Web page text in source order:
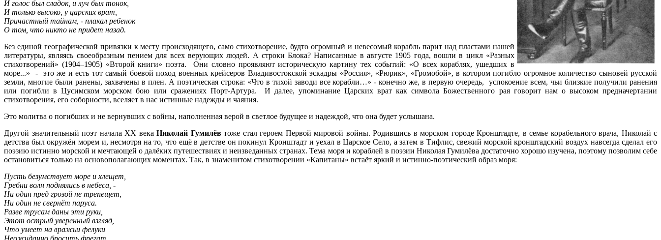
И голос был сладок, и луч был тонок,
И только высоко, у царских врат,
Причастный тайнам, - плакал ребенок
О том, что никто не придет назад.
Без единой географической привязки к месту происходящего, само стихотворение, будто огромный и невесомый корабль парит над пластами нашей
литературы, являясь своеобразным пением для всех верующих людей. А строки Блока? Написанные в августе 1905 года, вошли в цикл «Разных
стихотворений» (1904–1905) «Второй книги» поэта. Они словно проявляют историческую картину тех событий: «О всех кораблях, ушедших в
море...» - это же и есть тот самый боевой поход военных крейсеров Владивостокской эскадры «Россия», «Рюрик», «Громобой», в котором погибло огромное количество сыновей русской
земли, многие были ранены, захвачены в плен. А поэтическая строка: «Что в тихой заводи все корабли…» - конечно же, в первую очередь, успокоение всем, чьи близкие получили ранения
или погибли в Цусимском морском бою или сражениях Порт-Артура. И далее, упоминание Царских врат как символа Божественного рая говорит нам о высоком предначертании
стихотворения, его соборности, вселяет в нас истинные надежды и чаяния.
Это молитва о погибших и не вернувших с войны, наполненная верой в светлое будущее и надеждой, что она будет услышана.
Другой значительный поэт начала XX века Николай Гумилёвтоже стал героем Первой мировой войны. Родившись в морском городе Кронштадте, в семье корабельного врача, Николай с
детства был окружён морем и, несмотря на то, что ещё в детстве он покинул Кронштадт и уехал в Царское Село, а затем в Тифлис, свежий морской кронштадский воздух навсегда сделал его
поэзию истинно морской и мечтающей о далёких путешествиях и неизведанных странах. Тема моря и кораблей в поэзии Николая Гумилёва достаточно хорошо изучена, поэтому позволим себе
остановиться только на основополагающих моментах. Так, в знаменитом стихотворении «Капитаны» встаёт яркий и истинно-поэтический образ моря:
Пусть безумствует море и хлещет,
Гребни волн поднялись в небеса, -
Ни один пред грозой не трепещет,
Ни один не свернёт паруса.
Разве трусам даны эти руки,
Этот острый уверенный взгляд,
Что умеет на вражьи фелуки
Неожиданно бросить фрегат.